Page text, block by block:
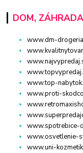
DOM, ZÁHRADA
www.dm-
www.top-
www.proti-
www.spotrebice-
www.osvetlenie-
www.uni-